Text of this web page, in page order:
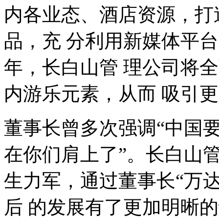
内各业态、酒店资源，
品，充 分利用新媒体平
年，长白山管 理公司将
内游乐元素，从而 吸引
董事长曾多次强调“中国
在你们肩上了”。长白山
生力军，通过董事长“万
后 的发展有了更加明晰